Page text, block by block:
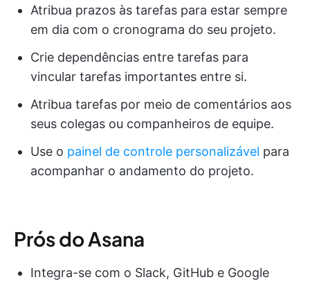
Atribua prazos às tarefas para estar sempre
em dia com o cronograma do seu projeto.
Crie dependências entre tarefas para
vincular tarefas importantes entre si.
Atribua tarefas por meio de comentários aos
seus colegas ou companheiros de equipe.
Use o painel de controle personalizável para
acompanhar o andamento do projeto.
Prós do Asana
Integra-se com o Slack, GitHub e Google